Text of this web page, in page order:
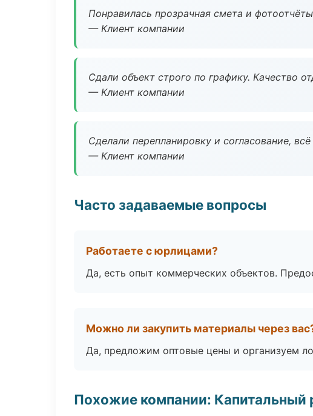
Понравилась прозрачная смета и
— Клиент компании
Сдали объект строго по графику. Качество
— Клиент компании
Сделали перепланировку и согласование,
— Клиент компании
Часто задаваемые вопросы
Работаете с юрлицами?
Да, есть опыт коммерческих объектов.
Можно ли закупить материалы через
Да, предложим оптовые цены и организуем
Похожие компании: Капитальный